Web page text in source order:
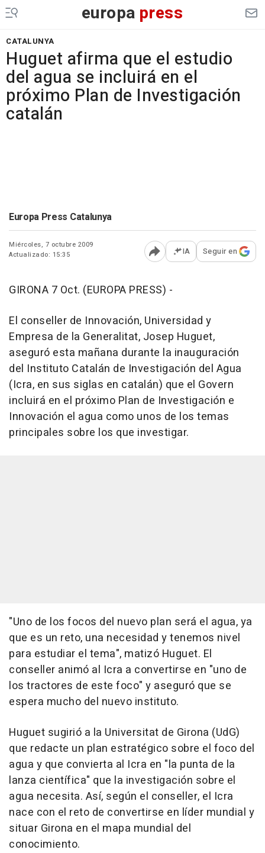
europa press
CATALUNYA
Huguet afirma que el estudio
del agua se incluirá en el
próximo Plan de Investigación
catalán
Europa Press Catalunya
Miércoles, 7 octubre 2009
Actualizado: 15:35
Abrir opciones para
IA Seguir en
GIRONA 7 Oct. (EUROPA PRESS) -
El conseller de Innovación, Universidad y
Empresa de la Generalitat, Josep Huguet,
aseguró esta mañana durante la inauguración
del Instituto Catalán de Investigación del Agua
(Icra, en sus siglas en catalán) que el Govern
incluirá en el próximo Plan de Investigación e
Innovación el agua como unos de los temas
principales sobre los que investigar.
"Uno de los focos del nuevo plan será el agua, ya
que es un reto, una necesidad y tenemos nivel
para estudiar el tema", matizó Huguet. El
conseller animó al Icra a convertirse en "uno de
los tractores de este foco" y aseguró que se
espera mucho del nuevo instituto.
Huguet sugirió a la Universitat de Girona (UdG)
que redacte un plan estratégico sobre el foco del
agua y que convierta al Icra en "la punta de la
lanza científica" que la investigación sobre el
agua necesita. Así, según el conseller, el Icra
nace con el reto de convertirse en líder mundial y
situar Girona en el mapa mundial del
conocimiento.